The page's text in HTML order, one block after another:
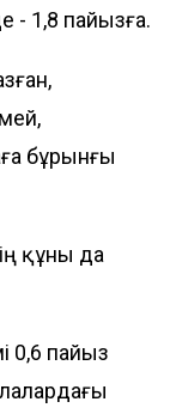
- 1,8 пайызға.
бұрынғы
құны да
0,6 пайыз